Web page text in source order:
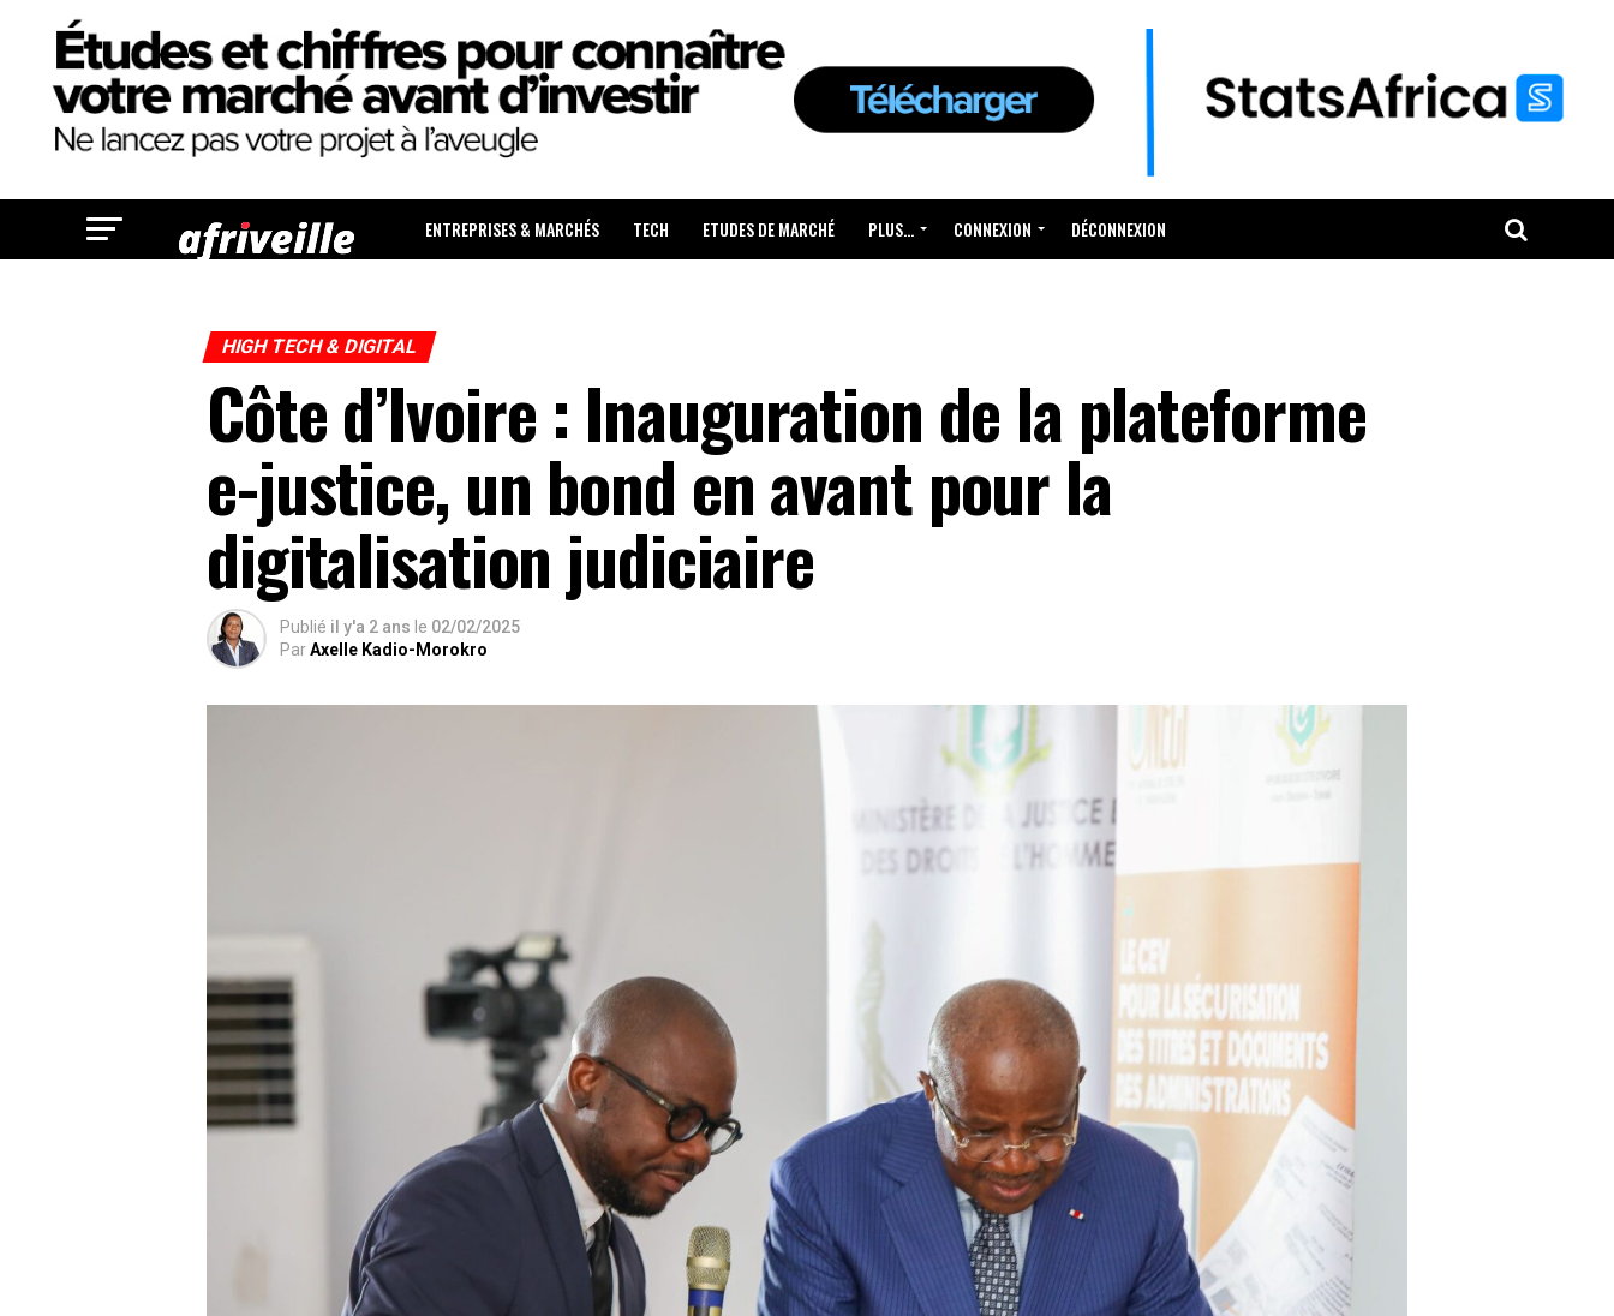
ENTREPRISES & MARCHÉS TECH ETUDES DE MARCHÉ PLUS… CONNEXION DÉCONNEXION
HIGH TECH & DIGITAL
Côte d’Ivoire : Inauguration de la plateforme
e-justice, un bond en avant pour la
digitalisation judiciaire
Publié il y'a 2 ans le 02/02/2025
ParAxelle Kadio-Morokro